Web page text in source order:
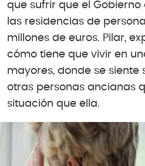
que sufrir que el
las residencias de
millones de euros. Pilar,
cómo tiene que vivir en
mayores, donde se siente
otras personas ancianas
situación que ella.